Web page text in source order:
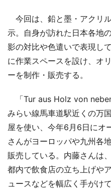
今回は、鉛と墨・アクリ
示。自身が訪れた日本各地
影の対比や色遣いで表現し
に作業スペースを設け、オ
ーを制作・販売する。
「Tur aus Holz von
みらい線馬車道駅近くの万
屋を使い、今年6月6日にオ
さんがヨーロッパや九州各
販売している。内藤さんは
都内で飲食店の立ち上げや
ュースなどを幅広く手がけて